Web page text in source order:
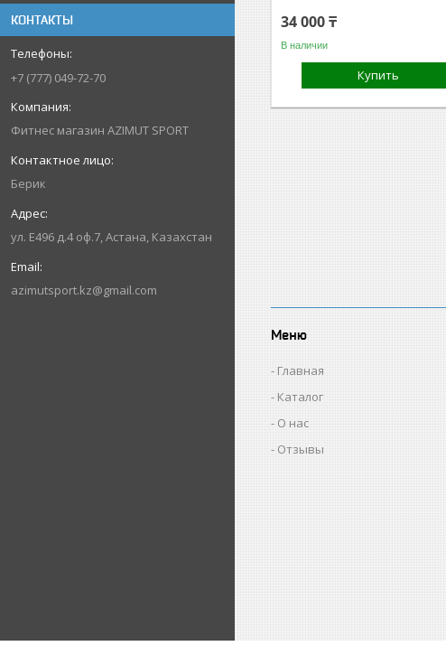
КОНТАКТЫ
+7 (777) 049-72-70
Фитнес магазин AZIMUT SPORT
Берик
ул. Е496 д.4 оф.7, Астана, Казахстан
azimutsport.kz@gmail.com
34 000 ₸
В наличии
Купить
Меню
Главная
Каталог
О нас
Отзывы